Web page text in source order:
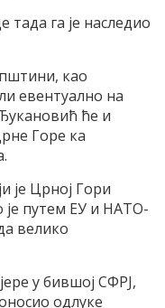
тада га је наследио
као
евентуално на
ће и
Горе ка
је Црној Гори
је путем ЕУ и НАТО-
велико
у бившој СФРЈ,
одлуке